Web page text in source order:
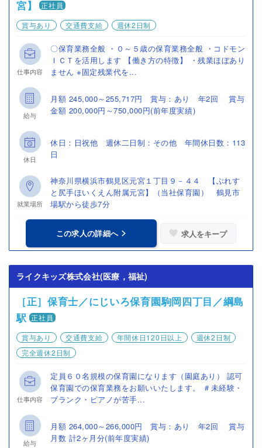
宮】
正社員
賞与あり
交通費支給 週休2日制
仕事内容
〇保育業務全般 ・０～５歳の保育業務全般 ・コドモン
ＩＣＴを活用します 【働き方の特徴】 ・残業ほぼあり
ません ※固定残業代を...
給与
月額 245,000～255,717円 賞与：あり 年2回 賞与
金額 200,000円～750,000円(前年度実績)
休日
休日：日祝他 週休二日制：その他 年間休日数：113
日
就業場所
神奈川県横浜市鶴見区元宮１丁目９－４４ 【ぶれす
と尻手ほいくえん附属元宮】（当社保育園） 鶴見市
場駅から徒歩7分
この求人の詳細へ 求人をキープ
ライクキッズ株式会社(医療，福祉)
［正］保育士／にじいろ保育園駒岡四丁目／綱島
駅 正社員
賞与あり
交通費支給 年間休日120日以上
週休2日制
完全週休2日制
仕事内容
定員６０名規模の保育園になります（園庭あり） 認可
保育園での保育業務をお願いいたします。 ＃未経験・
ブランク・ピアノが苦手...
給与
月額 264,000～266,000円 賞与：あり 年2回 賞与
月数 計2ヶ月分(前年度実績)